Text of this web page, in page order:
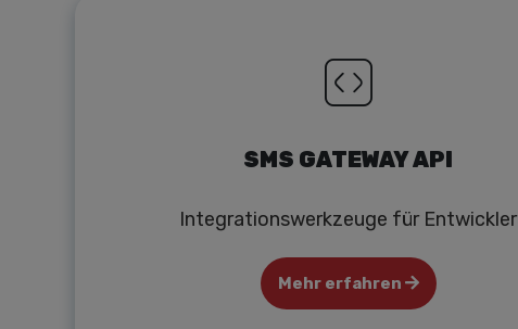
SMS GATEWAY API
Integrationswerkzeuge für Entwickler
Mehr erfahren